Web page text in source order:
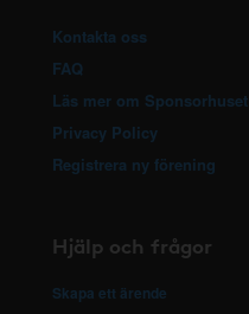
Kontakta oss
FAQ
Läs mer om Sponsorhuset
Privacy Policy
Registrera ny förening
Hjälp och frågor
Skapa ett ärende